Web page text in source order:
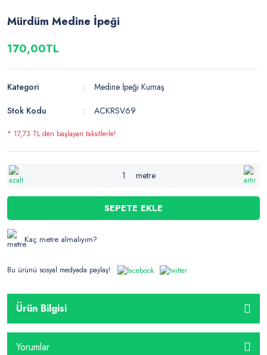
Mürdüm Medine İpeği
170,00TL
Kategori
Medine İpeği Kumaş
Stok Kodu
ACKRSV69
* 17,73 TL den başlayan taksitlerle!
metre
SEPETE EKLE
Kaç metre almalıyım?
Bu ürünü sosyal medyada paylaş!
Ürün Bilgisi
Yorumlar